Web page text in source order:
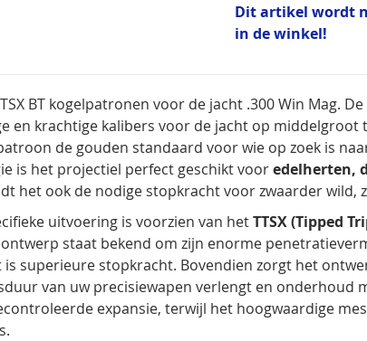
Dit artikel wordt
in de winkel!
BT kogelpatronen voor de jacht .300 Win Mag. De
en krachtige kalibers voor de jacht op
de gouden standaard voor wie op zoek is
is het projectiel perfect geschikt vooredelherten,
het ook de nodige stopkracht voor zwaarder wild,
uitvoering is voorzien van hetTTSX (Tipped
staat bekend om zijn enorme
is superieure stopkracht. Bovendien zorgt het
van uw precisiewapen verlengt en
expansie, terwijl het hoogwaardige